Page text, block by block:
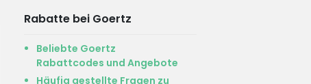
Rabatte bei Goertz
Beliebte Goertz
Rabattcodes und Angebote
Häufig gestellte Fragen zu